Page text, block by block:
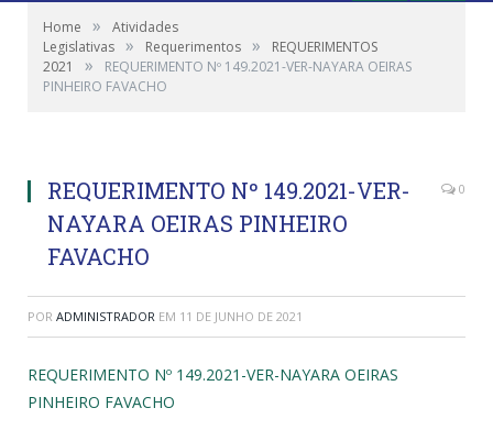
Home »
Atividades
Legislativas » Requerimentos »
REQUERIMENTOS
2021
»
REQUERIMENTO Nº 149.2021-VER-NAYARA OEIRAS
PINHEIRO FAVACHO
REQUERIMENTO Nº 149.2021-VER-
NAYARA OEIRAS PINHEIRO
FAVACHO
0
POR ADMINISTRADOR EM 11 DE JUNHO DE 2021
REQUERIMENTO Nº 149.2021-VER-NAYARA OEIRAS
PINHEIRO FAVACHO